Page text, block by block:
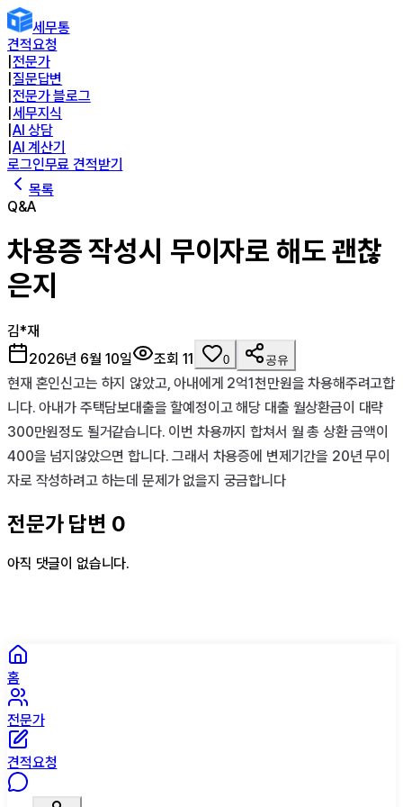
세무통
견적요청
전문가
질문답변
전문가 블로그
세무지식
AI 상담
AI 계산기
로그인무료 견적받기
목록
Q&A
차용증 작성시 무이자로 해도 괜찮
은지
김*재
2026년 6월 10일
조회 11 0 공유
현재 혼인신고는 하지 않았고, 아내에게 2억1천만원을 차용해주려고합
니다. 아내가 주택담보대출을 할예정이고 해당 대출 월상환금이 대략
300만원정도 될거같습니다. 이번 차용까지 합쳐서 월 총 상환 금액이
400을 넘지않았으면 합니다. 그래서 차용증에 변제기간을 20년 무이
자로 작성하려고 하는데 문제가 없을지 궁금합니다
전문가 답변 0
아직 댓글이 없습니다.
홈
전문가
견적요청